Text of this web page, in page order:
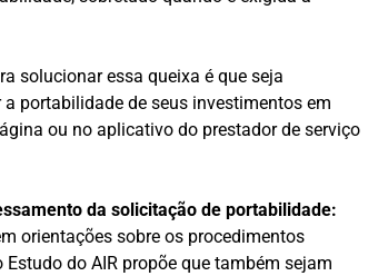
solucionar essa queixa é que seja
portabilidade de seus investimentos em
ou no aplicativo do prestador de serviço
da solicitação de portabilidade:
orientações sobre os procedimentos
do AIR propõe que também sejam